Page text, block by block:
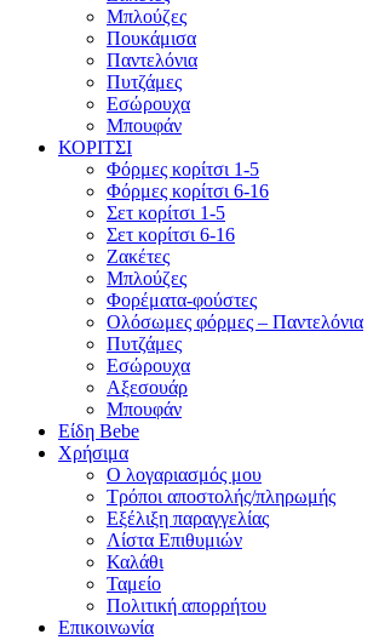
Μπλούζες
Πουκάμισα
Παντελόνια
Πυτζάμες
Εσώρουχα
Μπουφάν
ΚΟΡΙΤΣΙ
Φόρμες κορίτσι 1-5
Φόρμες κορίτσι 6-16
Σετ κορίτσι 1-5
Σετ κορίτσι 6-16
Ζακέτες
Μπλούζες
Φορέματα-φούστες
Ολόσωμες φόρμες – Παντελόνια
Πυτζάμες
Εσώρουχα
Αξεσουάρ
Μπουφάν
Είδη Bebe
Χρήσιμα
Ο λογαριασμός μου
Τρόποι αποστολής/πληρωμής
Εξέλιξη παραγγελίας
Λίστα Επιθυμιών
Καλάθι
Ταμείο
Πολιτική απορρήτου
Επικοινωνία